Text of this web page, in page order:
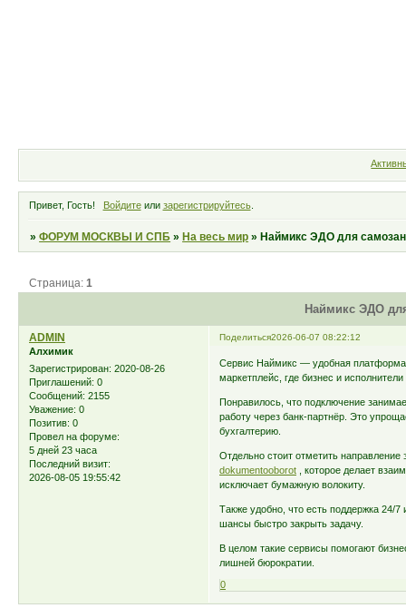
Привет, Гость! Войдитеили зарегистрируйтесь.
»ФОРУМ МОСКВЫ И СПБ »На весь мир »Наймикс ЭДО для
Наймикс ЭДО
Страница:1
Поделиться2026-06-07 08:22:12
ADMIN
Алхимик
Зарегистрирован: 2020-08-26
Приглашений: 0
Сообщений: 2155
Уважение: 0
Позитив: 0
Провел на форуме:
5 дней 23 часа
Последний визит:
2026-08-05 19:55:42
Сервис Наймикс — удобная платформа
маркетплейс, где бизнес и
Понравилось, что подключение
работу через банк-партнёр. Это
бухгалтерию.
Отдельно стоит отметить
dokumentooborot , которое делает
исключает бумажную волокиту.
Также удобно, что есть поддержка 24/
шансы быстро закрыть задачу.
В целом такие сервисы помогают
лишней бюрократии.
0